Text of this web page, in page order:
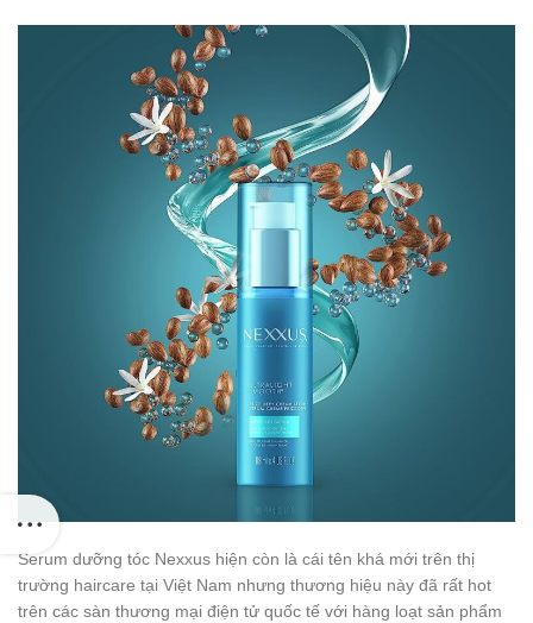
Serum dưỡng tóc Nexxus hiện còn là cái tên khá mới trên thị
trường haircare tại Việt Nam nhưng thương hiệu này đã rất hot
trên các sàn thương mại điện tử quốc tế với hàng loạt sản phẩm